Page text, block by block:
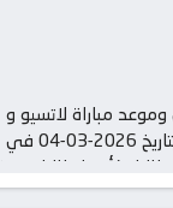
مباراة لاتسيو و
أتالانتا بتاريخ 2026-03-04 في
كأس إيطاليا – نصف